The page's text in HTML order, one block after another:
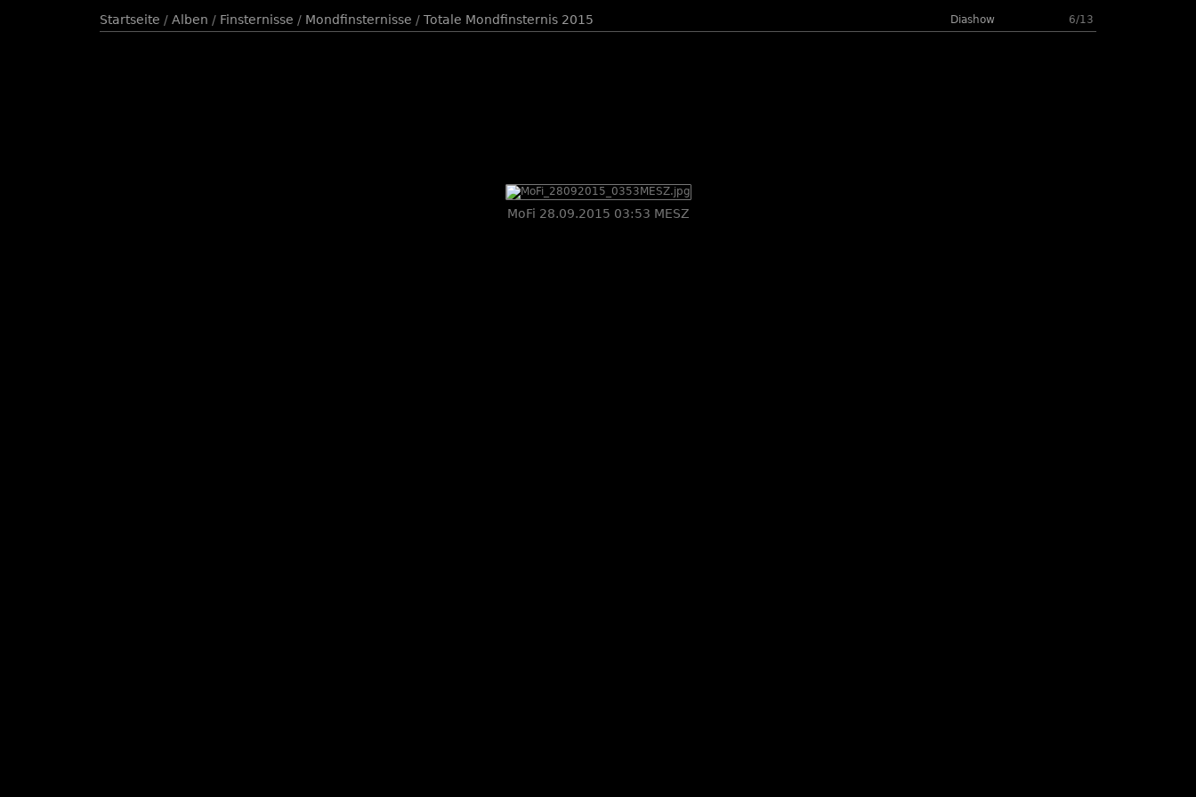
Startseite / Alben / Finsternisse / Mondfinsternisse / Totale Mondfinsternis 2015 6/13
Diashow
MoFi 28.09.2015 03:53 MESZ